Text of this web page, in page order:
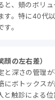
と、頬のボリ
す。特に40代
。
の左右差）
と深さの管理
にボトックス
と触診による